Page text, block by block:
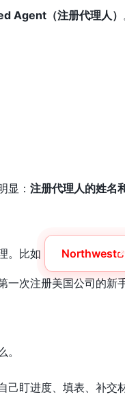
Agent（注册代理人）
显： 注册代理人的姓名
。比如 Northwest
次注册美国公司的新
盯进度、填表、补交